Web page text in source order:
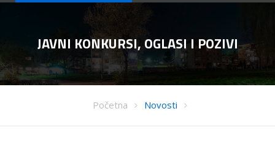
JAVNI KONKURSI, OGLASI I POZIVI
Početna Novosti